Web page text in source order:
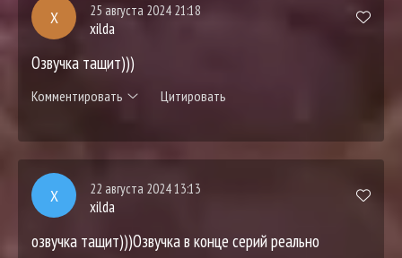
X 25 августа 2024 21:18
xilda
Озвучка тащит)))
Комментировать Цитировать
X 22 августа 2024 13:13
xilda
озвучка тащит)))Озвучка в конце серий реально